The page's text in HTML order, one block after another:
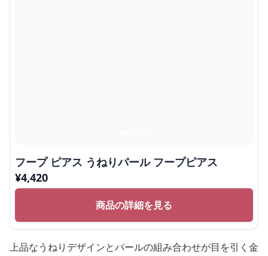
フープ ピアス うねりパール フープピアス
¥4,420
商品の詳細を見る
上品なうねりデザインとパールの組み合わせが目を引く金